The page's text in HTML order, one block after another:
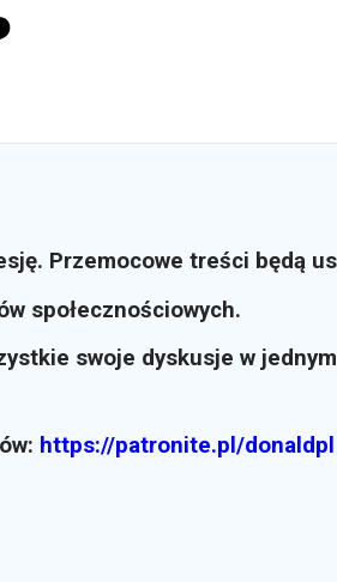
Przemocowe treści będą
społecznościowych.
swoje dyskusje w jednym
https://patronite.pl/donaldpl